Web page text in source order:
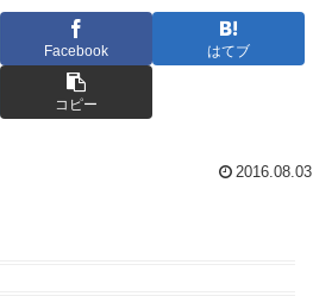
Facebook はてブ
コピー
2016.08.03